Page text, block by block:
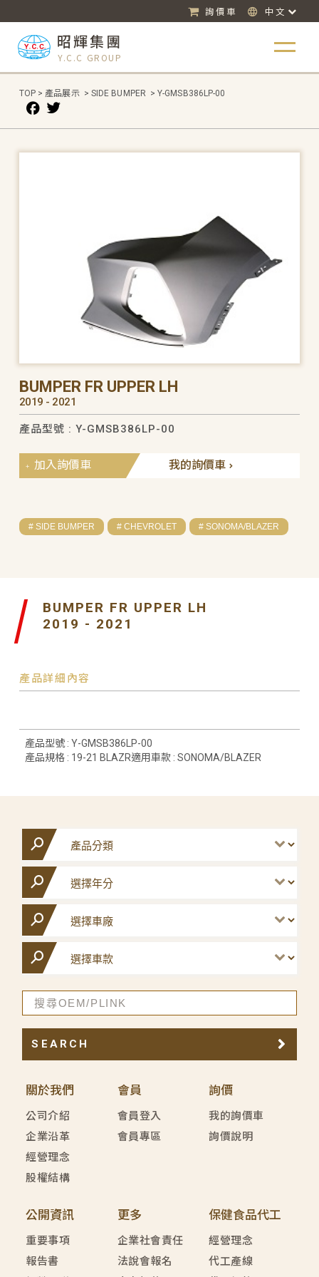
詢價車 中文
昭輝集團
Y.C.C GROUP
TOP > 產品展示 > SIDE BUMPER > Y-GMSB386LP-00
BUMPER FR UPPER LH
2019 - 2021
產品型號 : Y-GMSB386LP-00
我的詢價車
加入詢價車
# SIDE BUMPER # CHEVROLET # SONOMA/BLAZER
BUMPER FR UPPER LH
2019 - 2021
產品詳細內容
產品型號 : Y-GMSB386LP-00
產品規格 : 19-21 BLAZR適用車款 : SONOMA/BLAZER
關於我們
公司介紹
企業沿革
經營理念
股權結構
會員
會員登入
會員專區
詢價
我的詢價車
詢價說明
公開資訊
重要事項
報告書
更多
企業社會責任
法說會報名
保健食品代工
經營理念
代工產線
SEARCH